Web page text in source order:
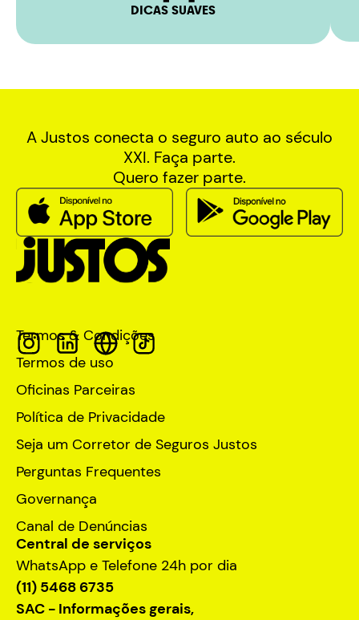
DICAS SUAVES
A Justos conecta o seguro auto ao século
XXI. Faça parte.
Quero fazer parte.
Termos & Condições
Termos de uso
Oficinas Parceiras
Política de Privacidade
Seja um Corretor de Seguros Justos
Perguntas Frequentes
Governança
Canal de Denúncias
Central de serviços
WhatsApp e Telefone 24h por dia
(11) 5468 6735
SAC - Informações gerais,